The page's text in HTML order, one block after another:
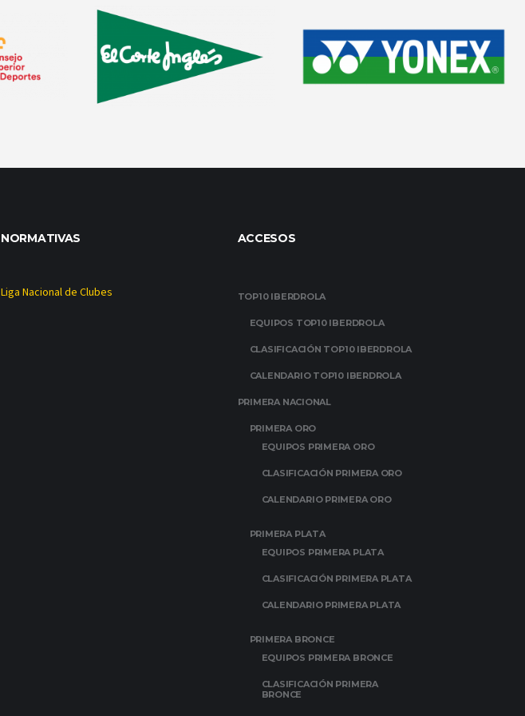
NORMATIVAS
Liga Nacional de Clubes
ACCESOS
TOP10 IBERDROLA
EQUIPOS TOP10 IBERDROLA
CLASIFICACIÓN TOP10 IBERDROLA
CALENDARIO TOP10 IBERDROLA
PRIMERA NACIONAL
PRIMERA ORO
EQUIPOS PRIMERA ORO
CLASIFICACIÓN PRIMERA ORO
CALENDARIO PRIMERA ORO
PRIMERA PLATA
EQUIPOS PRIMERA PLATA
CLASIFICACIÓN PRIMERA PLATA
CALENDARIO PRIMERA PLATA
PRIMERA BRONCE
EQUIPOS PRIMERA BRONCE
CLASIFICACIÓN PRIMERA
BRONCE